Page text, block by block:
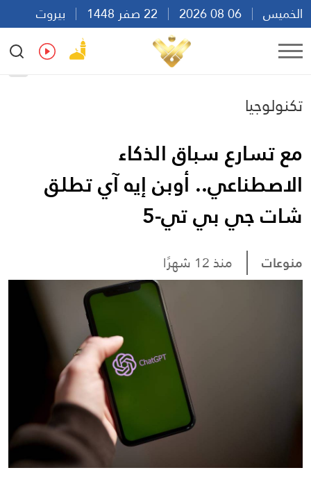
الخميس
بيروت
23:04
Ar
تكنولوجيا
مع تسارع سباق الذكاء
الاصطناعي.. أوبن إيه آي تطلق
شات جي بي تي-5
منوعات منذ 12 شهرًا